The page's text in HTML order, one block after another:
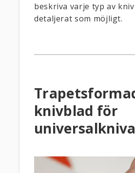
beskriva varje typ av
detaljerat som möjligt.
knivblad för